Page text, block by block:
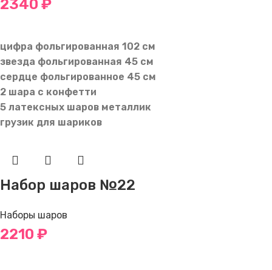
2340 ₽
цифра фольгированная 102 см
звезда фольгированная 45 см
сердце фольгированное 45 см
2 шара с конфетти
5 латексных шаров металлик
грузик для шариков
Набор шаров №22
Наборы шаров
2210 ₽